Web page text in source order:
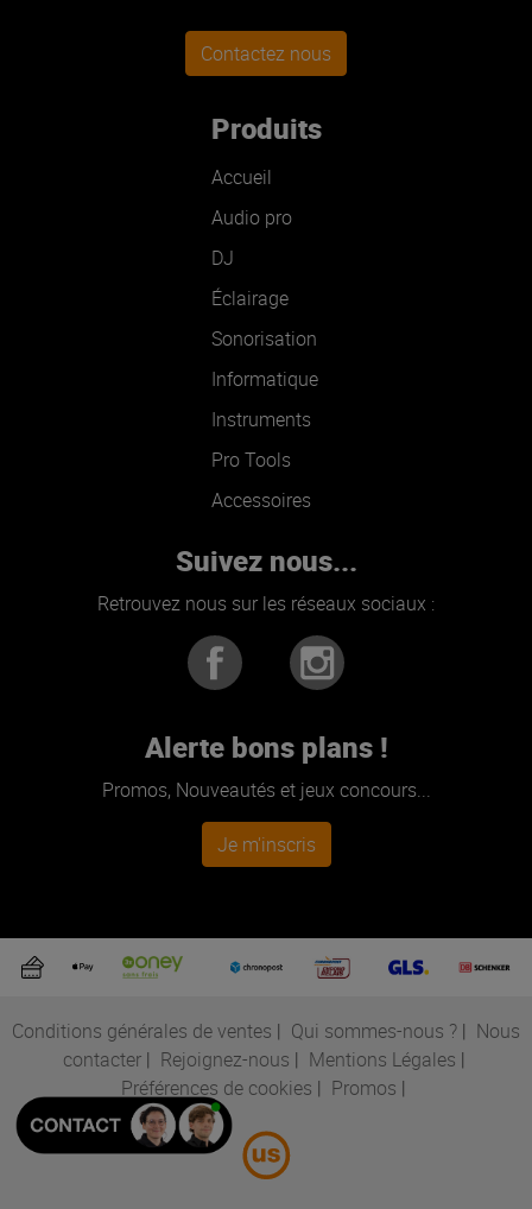
Contactez nous
Produits
Accueil
Audio pro
DJ
Éclairage
Sonorisation
Informatique
Instruments
Pro Tools
Accessoires
Suivez nous...
Retrouvez nous sur les réseaux sociaux :
Alerte bons plans !
Promos, Nouveautés et jeux concours...
Je m'inscris
Conditions générales de ventes | Qui sommes-nous ? | Nous
contacter| Rejoignez-nous | Mentions Légales |
Préférences de cookies | Promos |